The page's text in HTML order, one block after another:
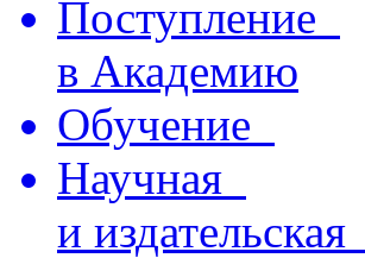
Поступление
в Академию
Обучение
Научная
и издательская